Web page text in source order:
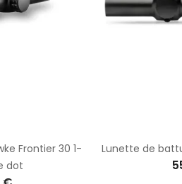
Frontier 30 1-
dot
Lunette de